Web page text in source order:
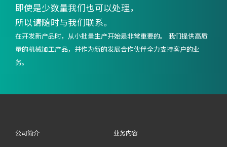
即使是少数量我们也可以处理，
所以请随时与我们联系。
在开发新产品时，从小批量生产开始是非常重要的。 我们提供高质
量的机械加工产品，并作为新的发展合作伙伴全力支持客户的业
务。
公司简介 业务内容